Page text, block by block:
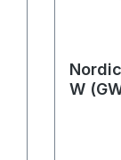
W